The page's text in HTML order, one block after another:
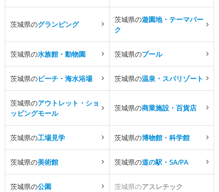
茨城県のグランピング
茨城県の遊園地・テーマパー
ク
茨城県の水族館・動物園 茨城県のプール
茨城県のビーチ・海水浴場 茨城県の温泉・スパリゾート
茨城県のアウトレット・ショ
ッピングモール
茨城県の商業施設・百貨店
茨城県の工場見学 茨城県の博物館・科学館
茨城県の美術館 茨城県の道の駅・SA/PA
茨城県の公園 茨城県のアスレチック